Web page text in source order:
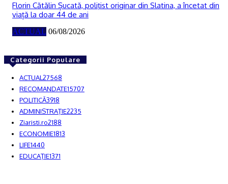
Florin Cătălin Șucată, poliţist originar din Slatina, a încetat din
viață la doar 44 de ani
ACTUAL 06/08/2026
Categorii Populare
ACTUAL27568
RECOMANDATE15707
POLITICĂ3918
ADMINISTRAŢIE2235
Ziaristi.ro2188
ECONOMIE1813
LIFE1440
EDUCAŢIE1371